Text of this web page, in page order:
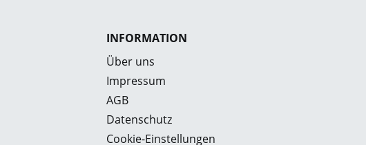
INFORMATION
Über uns
Impressum
AGB
Datenschutz
Cookie-Einstellungen